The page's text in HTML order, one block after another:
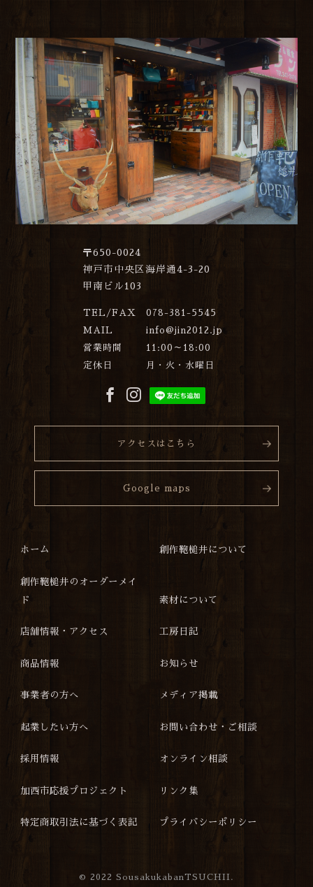
〒650-0024
神戸市中央区海岸通4-3-20
甲南ビル103
TEL/FAX
078-381-5545
MAIL
info@jin2012.jp
営業時間
11:00～18:00
定休日
月・火・水曜日
アクセスはこちら
Google maps
ホーム 創作鞄槌井について
創作鞄槌井のオーダーメイ
ド
素材について
店舗情報・アクセス 工房日記
商品情報 お知らせ
事業者の方へ メディア掲載
起業したい方へ お問い合わせ・ご相談
採用情報 オンライン相談
加西市応援プロジェクト リンク集
特定商取引法に基づく表記 プライバシーポリシー
© 2022 SousakukabanTSUCHII.